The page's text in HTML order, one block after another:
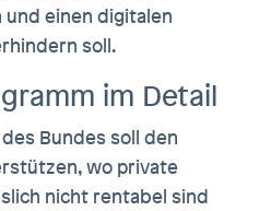
einen digitalen
soll.
im Detail
Bundes soll den
wo private
nicht rentabel sind